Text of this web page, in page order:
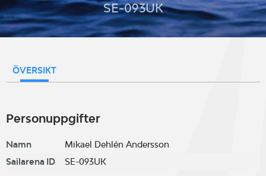
SE-093UK
ÖVERSIKT
Personuppgifter
Namn
Mikael Dehlén Andersson
Sailarena ID
SE-093UK